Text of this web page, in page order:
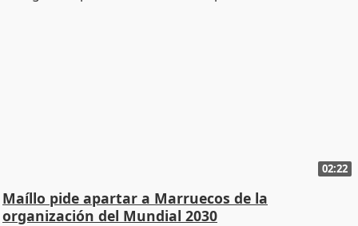
02:22
Maíllo pide apartar a Marruecos de la
organización del Mundial 2030